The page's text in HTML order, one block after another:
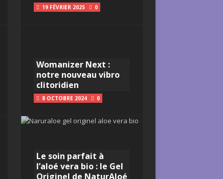
19 FÉVRIER 2025 0
Womanizer Next :
notre nouveau vibro
clitoridien
8 OCTOBRE 2024 0
Le soin parfait à
l’aloé vera bio : le Gel
Originel de NaturAloé